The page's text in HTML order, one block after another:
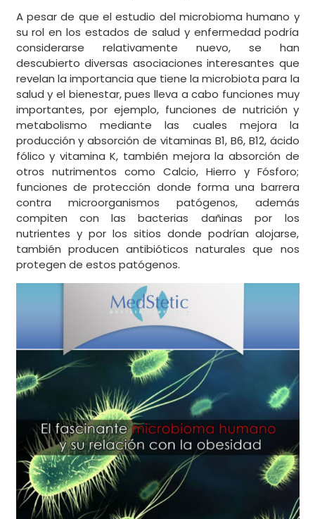
A pesar de que el estudio del microbioma humano y
su rol en los estados de salud y enfermedad podría
considerarse relativamente nuevo, se han
descubierto diversas asociaciones interesantes que
revelan la importancia que tiene la microbiota para la
salud y el bienestar, pues lleva a cabo funciones muy
importantes, por ejemplo, funciones de nutrición y
metabolismo mediante las cuales mejora la
producción y absorción de vitaminas B1, B6, B12, ácido
fólico y vitamina K, también mejora la absorción de
otros nutrimentos como Calcio, Hierro y Fósforo;
funciones de protección donde forma una barrera
contra microorganismos patógenos, además
compiten con las bacterias dañinas por los
nutrientes y por los sitios donde podrían alojarse,
también producen antibióticos naturales que nos
protegen de estos patógenos.